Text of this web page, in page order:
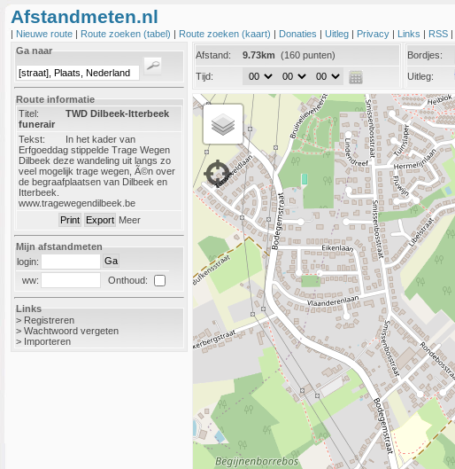
Afstandmeten.nl
| Nieuwe route | Route zoeken (tabel) | Route zoeken (kaart) | Donaties | Uitleg | Privacy | Links | RSS |
Ga naar
Route informatie
Titel:
TWD Dilbeek-Itterbeek
funerair
Tekst:
In het kader van
Erfgoeddag stippelde Trage Wegen
Dilbeek deze wandeling uit langs zo
veel mogelijk trage wegen, Ã©n over
de begraafplaatsen van Dilbeek en
Itterbeek.
www.tragewegendilbeek.be
Meer
Mijn afstandmeten
login:
ww:
Onthoud:
Links
> Registreren
> Wachtwoord vergeten
> Importeren
Afstand: 9.73km
(160 punten)
Tijd:
Bordjes:
Uitleg: